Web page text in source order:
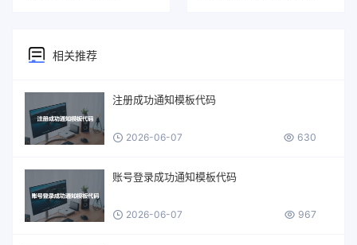
相关推荐
注册成功通知模板代码
2026-06-07 630
账号登录成功通知模板代码
2026-06-07 967